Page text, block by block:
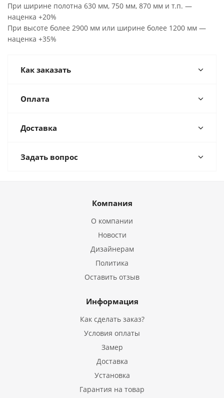
При ширине полотна 630 мм, 750 мм, 870 мм и т.п. —
наценка +20%
При высоте более 2900 мм или ширине более 1200 мм —
наценка +35%
Как заказать
Оплата
Доставка
Задать вопрос
Компания
О компании
Новости
Дизайнерам
Политика
Оставить отзыв
Информация
Как сделать заказ?
Условия оплаты
Замер
Доставка
Установка
Гарантия на товар